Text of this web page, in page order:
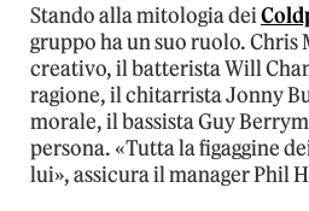
Stando alla mitologia dei
gruppo ha un suo ruolo. Chris
creativo, il batterista Will
ragione, il chitarrista Jonny
morale, il bassista Guy
persona. «Tutta la figaggine
lui», assicura il manager Phil